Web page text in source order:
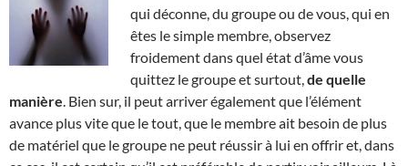
qui déconne, du groupe ou de vous, qui en
êtes le simple membre, observez
froidement dans quel état d’âme vous
quittez le groupe et surtout, de quelle
manière . Bien sur, il peut arriver également que l’élément
avance plus vite que le tout, que le membre ait besoin de plus
de matériel que le groupe ne peut réussir à lui en offrir et, dans